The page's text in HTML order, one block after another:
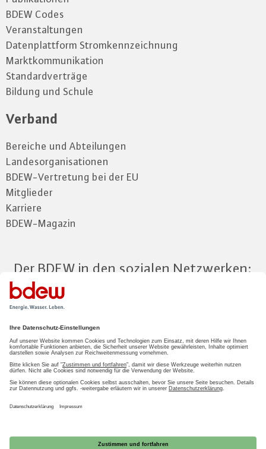
BDEW Codes
Veranstaltungen
Datenplattform Stromkennzeichnung
Marktkommunikation
Standardverträge
Bildung und Schule
Verband
Bereiche und Abteilungen
Landesorganisationen
BDEW-Vertretung bei der EU
Mitglieder
Karriere
BDEW-Magazin
Der BDEW in den sozialen Netzwerken:
Zum Mitgliederbereich
LOGIN